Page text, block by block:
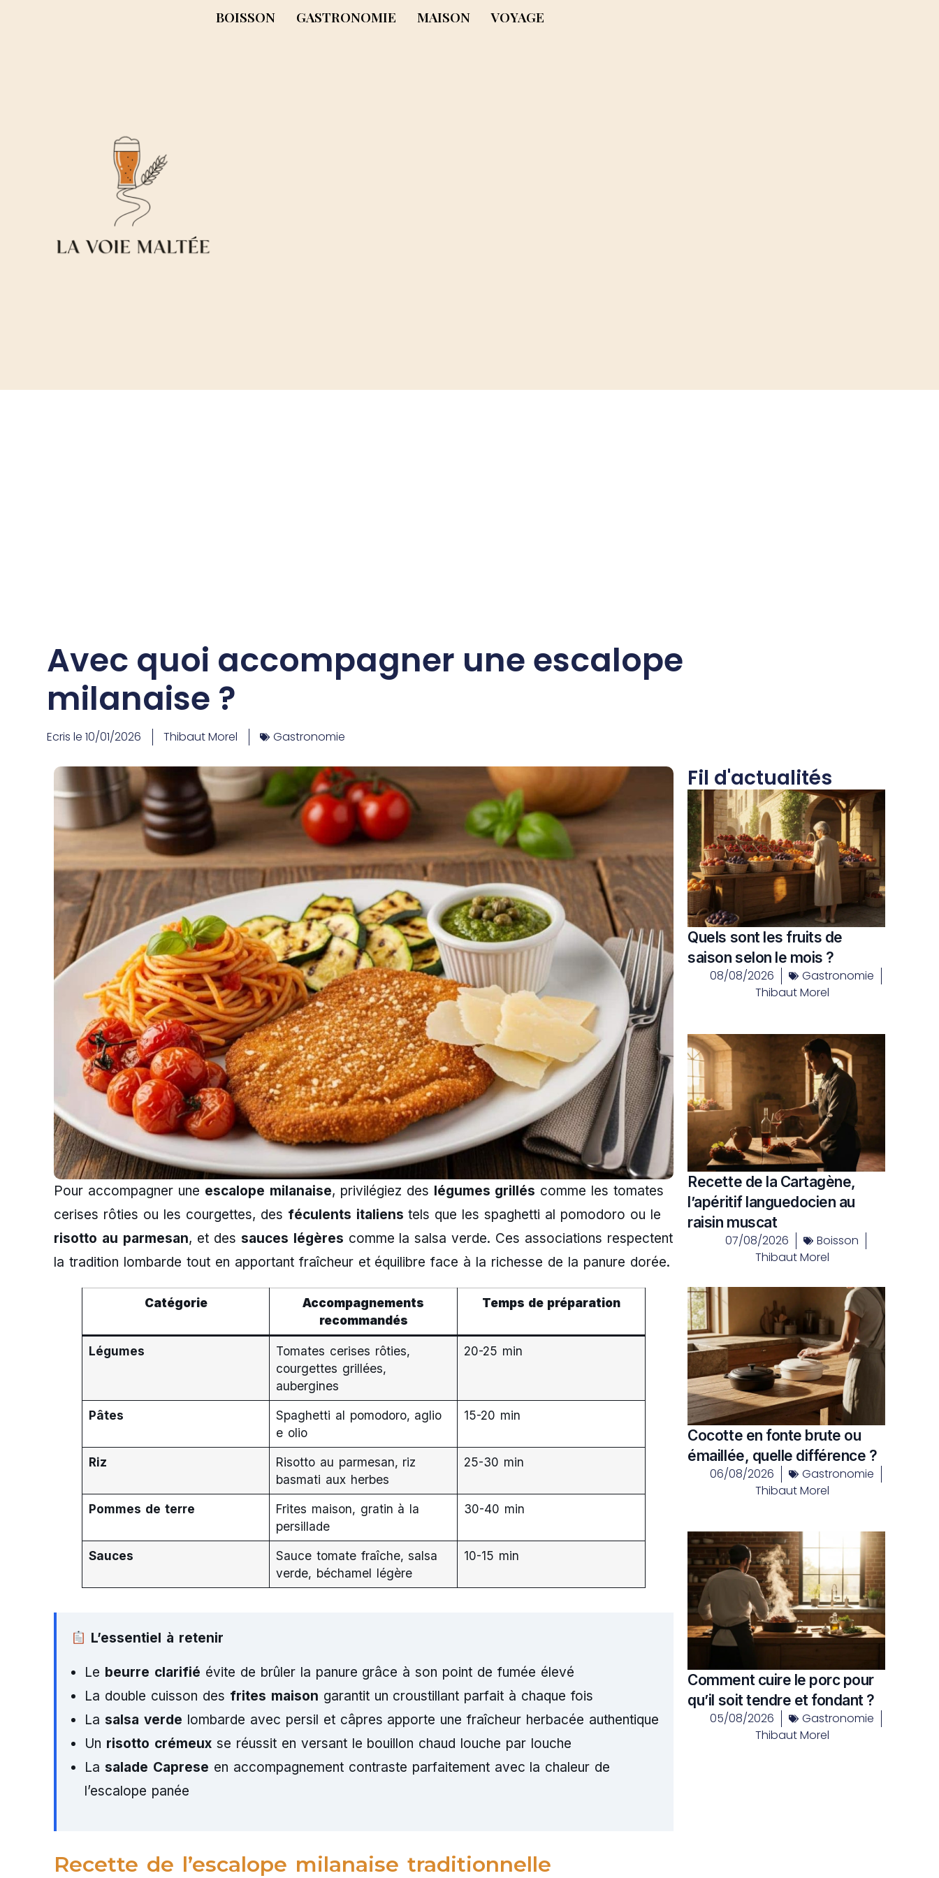
BOISSON GASTRONOMIE MAISON VOYAGE
Avec quoi accompagner une escalope
milanaise ?
Ecris le 10/01/2026 Thibaut Morel Gastronomie
Pour accompagner une escalope milanaise, privilégiez des légumes grillés comme les tomates
cerises rôties ou les courgettes, des féculents italiens tels que les spaghetti al pomodoro ou le
risotto au parmesan, et des sauces légères comme la salsa verde. Ces associations respectent
la tradition lombarde tout en apportant fraîcheur et équilibre face à la richesse de la panure dorée.
Catégorie
Accompagnements
recommandés
Temps de préparation
Légumes
Tomates cerises rôties,
courgettes grillées,
aubergines
20-25 min
Pâtes
Spaghetti al pomodoro, aglio
e olio
15-20 min
Riz
Risotto au parmesan, riz
basmati aux herbes
25-30 min
Pommes de terre
Frites maison, gratin à la
persillade
30-40 min
Sauces
Sauce tomate fraîche, salsa
verde, béchamel légère
10-15 min
L’essentiel à retenir
Le beurre clarifié évite de brûler la panure grâce à son point de fumée élevé
La double cuisson des frites maison garantit un croustillant parfait à chaque fois
La salsa verde lombarde avec persil et câpres apporte une fraîcheur herbacée authentique
Un risotto crémeux se réussit en versant le bouillon chaud louche par louche
La salade Caprese en accompagnement contraste parfaitement avec la chaleur de
l’escalope panée
Recette de l’escalope milanaise traditionnelle
Fil d'actualités
Quels sont les fruits de
saison selon le mois ?
08/08/2026
Gastronomie
Thibaut Morel
Recette de la Cartagène,
l’apéritif languedocien au
raisin muscat
07/08/2026
Boisson
Thibaut Morel
Cocotte en fonte brute ou
émaillée, quelle différence ?
06/08/2026
Gastronomie
Thibaut Morel
Comment cuire le porc pour
qu’il soit tendre et fondant ?
05/08/2026
Gastronomie
Thibaut Morel